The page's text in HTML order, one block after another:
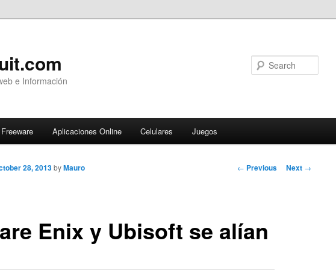
e Información
Freeware Aplicaciones Online Celulares Juegos
Post
← Previous Next →
Enix y Ubisoft se alían
28, 2013 byMauro